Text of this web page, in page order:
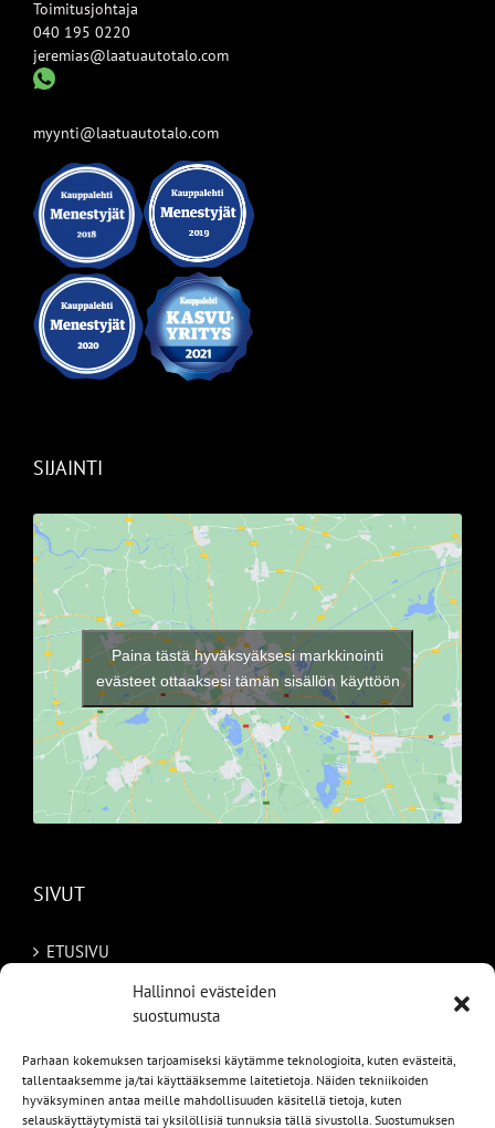
Hallinnoi evästeiden
suostumusta
Parhaan kokemuksen tarjoamiseksi käytämme teknologioita, kuten evästeitä,
tallentaaksemme ja/tai käyttääksemme laitetietoja. Näiden tekniikoiden
hyväksyminen antaa meille mahdollisuuden käsitellä tietoja, kuten
selauskäyttäytymistä tai yksilöllisiä tunnuksia tällä sivustolla. Suostumuksen
Toimitusjohtaja
040 195 0220
jeremias@laatuautotalo.com
myynti@laatuautotalo.com
SIJAINTI
Paina tästä hyväksyäksesi markkinointi
evästeet ottaaksesi tämän sisällön käyttöön
SIVUT
ETUSIVU
TILAA AUTO RUOTSISTA